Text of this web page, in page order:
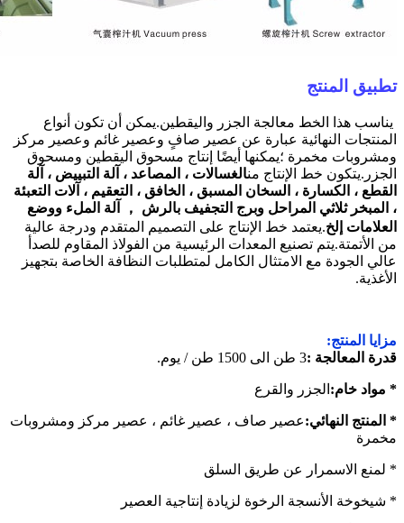
تطبيق المنتج
يناسب هذا الخط معالجة الجزر واليقطين.يمكن أن تكون أنواع
المنتجات النهائية عبارة عن عصير صافٍ وعصير غائم وعصير مركز
ومشروبات مخمرة ؛يمكنها أيضًا إنتاج مسحوق اليقطين ومسحوق
الجزر.يتكون خط الإنتاج منالغسالات ، المصاعد ، آلة التبييض ، آلة
القطع ، الكسارة ، السخان المسبق ، الخافق ، التعقيم ، آلات التعبئة
، المبخر ثلاثي المراحل وبرج التجفيف بالرش ， آلة الملء ووضع
العلامات إلخ.يعتمد خط الإنتاج على التصميم المتقدم ودرجة عالية
من الأتمتة.يتم تصنيع المعدات الرئيسية من الفولاذ المقاوم للصدأ
عالي الجودة مع الامتثال الكامل لمتطلبات النظافة الخاصة بتجهيز
الأغذية.
مزايا المنتج:
قدرة المعالجة :3 طن الى 1500 طن / يوم.
* مواد خام: الجزر والقرع
* المنتج النهائي:عصير صاف ، عصير غائم ، عصير مركز ومشروبات
مخمرة
* لمنع الاسمرار عن طريق السلق
* شيخوخة الأنسجة الرخوة لزيادة إنتاجية العصير